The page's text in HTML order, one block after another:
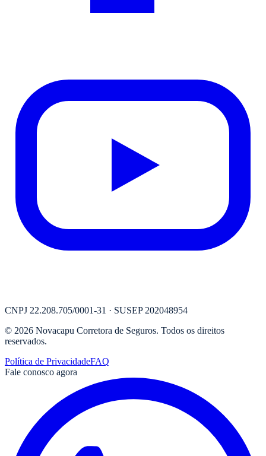
CNPJ 22.208.705/0001-31 · SUSEP 202048954
© 2026 Novacapu Corretora de Seguros. Todos os direitos
reservados.
Política de PrivacidadeFAQ
Fale conosco agora